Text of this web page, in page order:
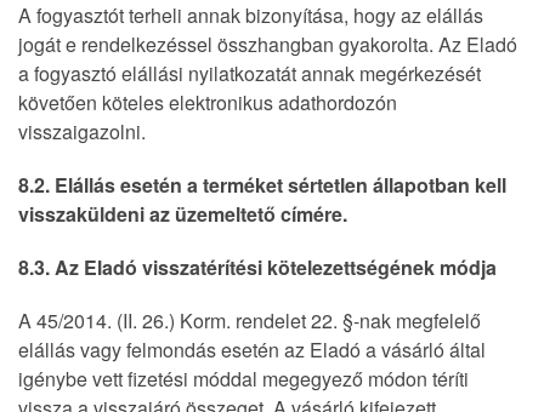
A fogyasztót terheli annak bizonyítása, hogy az elállás
jogát e rendelkezéssel összhangban gyakorolta. Az Eladó
a fogyasztó elállási nyilatkozatát annak megérkezését
követően köteles elektronikus adathordozón
visszaigazolni.
8.2. Elállás esetén a terméket sértetlen állapotban kell
visszaküldeni az üzemeltető címére.
8.3. Az Eladó visszatérítési kötelezettségének módja
A 45/2014. (II. 26.) Korm. rendelet 22. §-nak megfelelő
elállás vagy felmondás esetén az Eladó a vásárló által
igénybe vett fizetési móddal megegyező módon téríti